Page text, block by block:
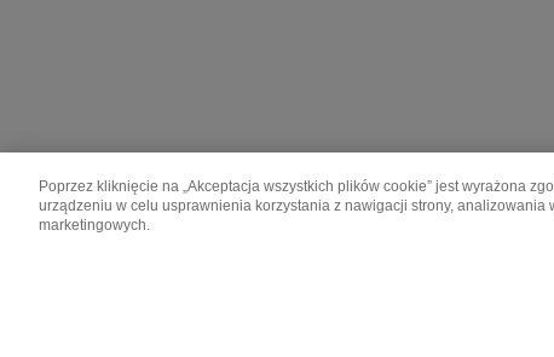
Katrin is made by Metsä Group.
Poprzez kliknięcie na „Akceptacja wszystkich plików cookie” jest wyrażona
urządzeniu w celu usprawnienia korzystania z nawigacji strony, analizowania
marketingowych.